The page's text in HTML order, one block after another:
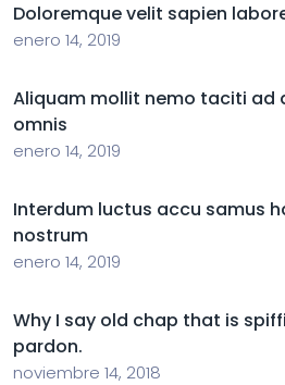
Doloremque velit sapien
enero 14, 2019
Aliquam mollit nemo taciti ad
omnis
enero 14, 2019
Interdum luctus accu samus
nostrum
enero 14, 2019
Why I say old chap that is
pardon.
noviembre 14, 2018